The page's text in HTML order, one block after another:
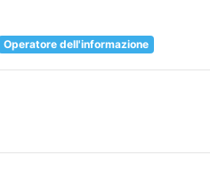
Operatore dell'informazione